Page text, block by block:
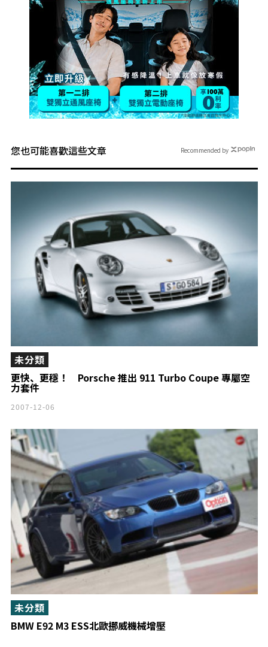
您也可能喜歡這些文章
更快、更穩！ Porsche 推出 911 Turbo Coupe 專屬空
力套件
未分類
2007-12-06
BMW E92 M3 ESS北歐挪威機械增壓
未分類
Recommended by